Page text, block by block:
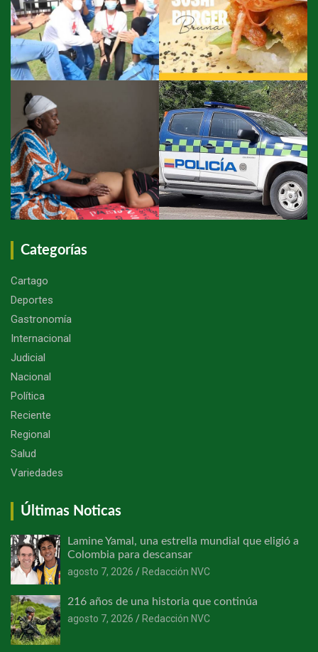
Categorías
Cartago
Deportes
Gastronomía
Internacional
Judicial
Nacional
Política
Reciente
Regional
Salud
Variedades
Últimas Noticas
Lamine Yamal, una estrella mundial que eligió a
Colombia para descansar
agosto 7, 2026
Redacción NVC
216 años de una historia que continúa
agosto 7, 2026
Redacción NVC